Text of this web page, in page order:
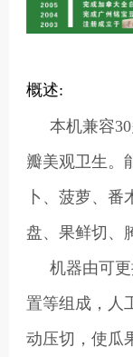
概述:
本机兼容
瓣美观卫生。
卜、菠萝、
盘、果鲜切、
机器由可
置等组成，人
动压切，使瓜